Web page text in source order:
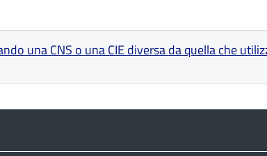
una CNS o una CIE diversa da quella che